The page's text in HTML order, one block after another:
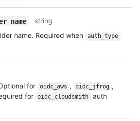
string
name. Required when
auth_type
for
oidc_aws , oidc_jfrog ,
for oidc_cloudsmith
auth